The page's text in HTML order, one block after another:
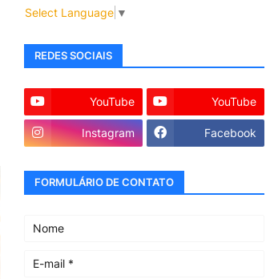
Select Language ▼
REDES SOCIAIS
YouTube YouTube
Instagram Facebook
FORMULÁRIO DE CONTATO